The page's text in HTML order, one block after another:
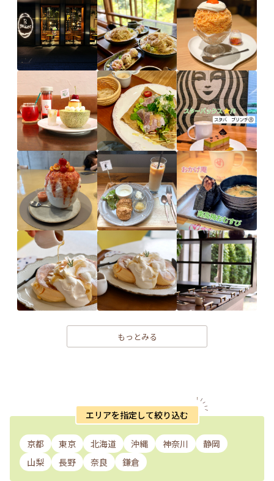
もっとみる
エリアを指定して絞り込む
京都 東京 北海道 沖縄 神奈川
静岡
山梨
長野 奈良 鎌倉